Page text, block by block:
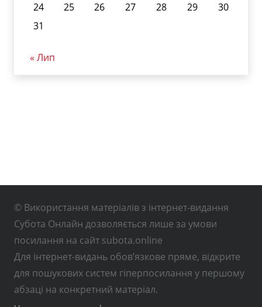
24
25 26 27 28 29
30
31
« Лип
© Використання матеріалів з інтернет-видання
Субота Онлайн дозволяється лише за умови
посилання на сайт subota.online
Для інтернет-видань обов’язкове пряме, відкрите
для пошукових систем гіперпосилання у першому
абзаці на конкретний матеріал.